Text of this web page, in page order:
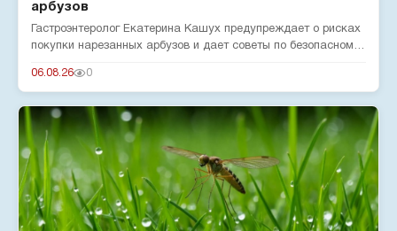
арбузов
Гастроэнтеролог Екатерина Кашух предупреждает о рисках
покупки нарезанных арбузов и дает советы по безопасному
06.08.26 0